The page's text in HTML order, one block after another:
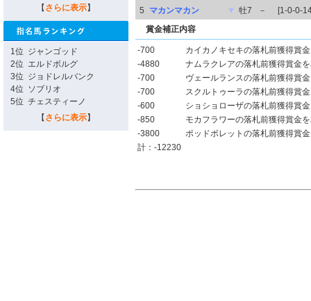
【 さらに表示】
1位 ジャンゴッド
2位 エルドボルグ
3位 ジョドレルバンク
4位 ソブリオ
5位 チェスティーノ
【 さらに表示】
5
マカンマカン ▼ 牡7 －
[1-0-0-
賞金補正内容
-700
カイカノキセキの落札前獲得賞
-4880
ナムラクレアの落札前獲得賞金
-700
ヴェールランスの落札前獲得賞
-700
スクルトゥーラの落札前獲得賞
-600
ショショローザの落札前獲得賞
-850
モカフラワーの落札前獲得賞金
-3800
ポッドボレットの落札前獲得賞
計：-12230